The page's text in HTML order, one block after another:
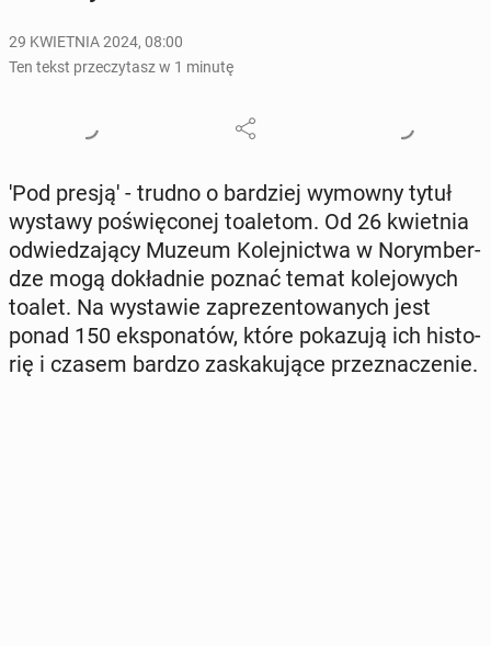
29 KWIETNIA 2024, 08:00
Ten tekst przeczytasz w 1 minutę
'Pod presją' - trudno o bar­dziej wymowny tytuł
wystawy po­świę­co­nej to­a­le­tom. Od 26 kwiet­nia
od­wie­dza­ją­cy Muzeum Ko­lej­nic­twa w No­rym­ber­
dze mogą do­kład­nie poznać temat ko­le­jo­wych
toalet. Na wy­sta­wie za­pre­zen­to­wa­nych jest
ponad 150 eks­po­na­tów, które po­ka­zu­ją ich hi­sto­
rię i czasem bardzo za­ska­ku­ją­ce prze­zna­cze­nie.